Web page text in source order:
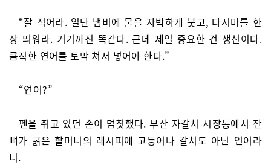
“잘 적어라. 일단 냄비에 물을 자박하게 붓고, 다시마를 한
장 띄워라. 거기까진 똑같다. 근데 제일 중요한 건 생선이다.
큼직한 연어를 토막 쳐서 넣어야 한다.”
“연어?”
펜을 쥐고 있던 손이 멈칫했다. 부산 자갈치 시장통에서 잔
뼈가 굵은 할머니의 레시피에 고등어나 갈치도 아닌 연어라
니.